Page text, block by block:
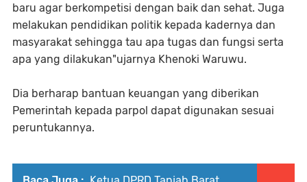
baru agar berkompetisi dengan baik dan sehat. Juga
melakukan pendidikan politik kepada kadernya dan
masyarakat sehingga tau apa tugas dan fungsi serta
apa yang dilakukan"ujarnya Khenoki Waruwu.
Dia berharap bantuan keuangan yang diberikan
Pemerintah kepada parpol dapat digunakan sesuai
peruntukannya.